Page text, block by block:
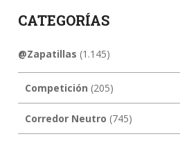
CATEGORÍAS
@Zapatillas (1.145)
Competición (205)
Corredor Neutro (745)